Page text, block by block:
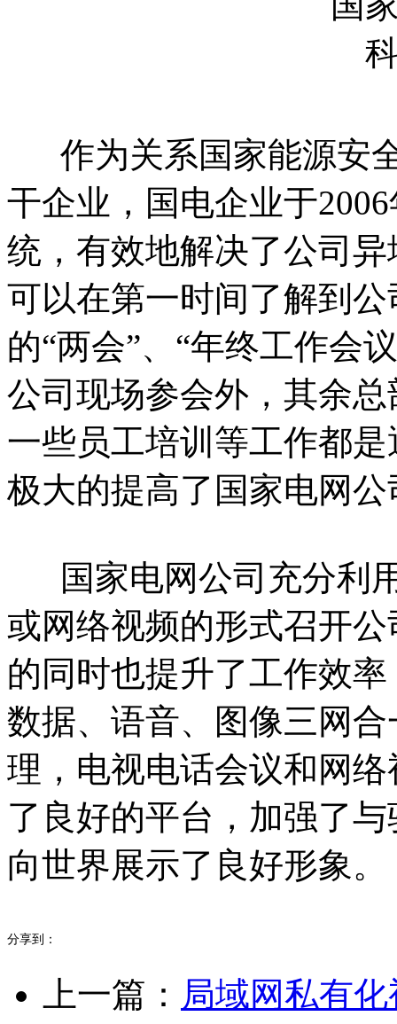
作为关系国家能源安
干企业，国电企业于
统，有效地解决了公司
可以在第一时间了解到
的“两会”、“年终工作会
公司现场参会外，其余
一些员工培训等工作都
极大的提高了国家电网
国家电网公司充分利
或网络视频的形式召开
的同时也提升了工作效
数据、语音、图像三网
理，电视电话会议和网
了良好的平台，加强了
向世界展示了良好形象。
分享到：
上一篇： 局域网私有